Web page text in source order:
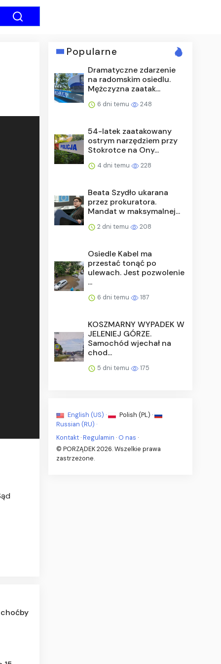
choćby
Popularne
Dramatyczne zdarzenie
na radomskim osiedlu.
Mężczyzna zaatak...
6 dni temu 248
54-latek zaatakowany
ostrym narzędziem przy
Stokrotce na Ony...
4 dni temu 228
Beata Szydło ukarana
przez prokuratora.
Mandat w maksymalnej...
2 dni temu 208
Osiedle Kabel ma
przestać tonąć po
ulewach. Jest pozwolenie
...
6 dni temu 187
KOSZMARNY WYPADEK W
JELENIEJ GÓRZE.
Samochód wjechał na
chod...
5 dni temu 175
English (US) ·
Polish (PL) ·
Russian (RU) ·
Kontakt ·Regulamin · O nas ·
© PORZĄDEK 2026. Wszelkie prawa
zastrzeżone.